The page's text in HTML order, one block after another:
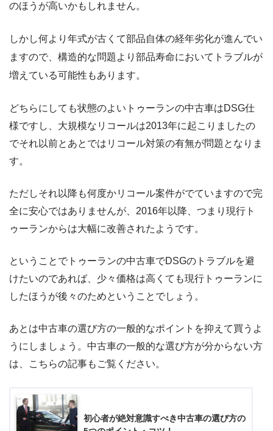
のほうが高いかもしれません。
しかし何より年式が古くて部品自体の経年劣化が進んでい
ますので、構造的な問題より部品寿命においてトラブルが
増えている可能性もあります。
どちらにしても状態のよいトゥーランの中古車はDSG仕
様ですし、大規模なリコールは2013年に起こりましたの
でそれ以前とあとではリコール対策の有無が問題となりま
す。
ただしそれ以降も何度かリコール案件がでていますので完
全に安心ではありませんが、2016年以降、つまり現行ト
ゥーランからは大幅に改善されたようです。
ということでトゥーランの中古車でDSGのトラブルを避
けたいのであれば、少々価格は高くても現行トゥーランに
したほうが後々のためということでしょう。
あとは中古車の選び方の一般的なポイントを抑えて買うよ
うにしましょう。中古車の一般的な選び方が分からない方
は、こちらの記事もご覧ください。
初心者が絶対意識すべき中古車の選び方の